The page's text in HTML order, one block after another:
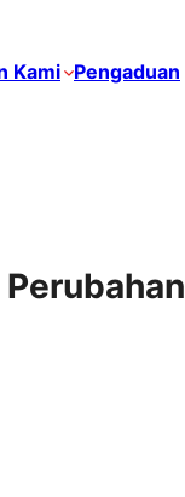
Kami Pengaduan